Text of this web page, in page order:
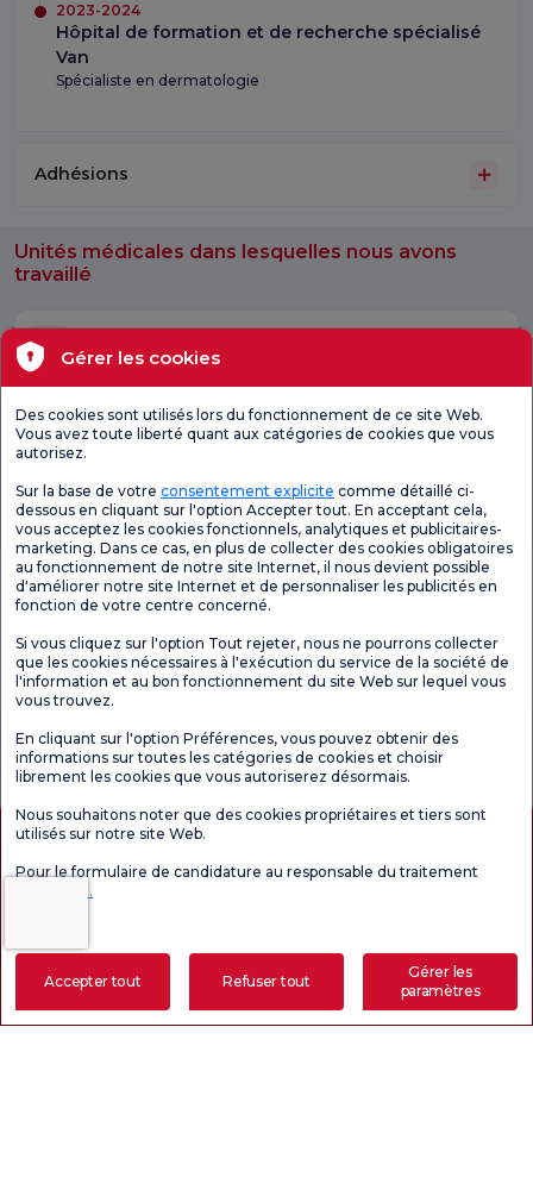
2023-2024
Hôpital de formation et de recherche spécialisé
Van
Spécialiste en dermatologie
Adhésions
Unités médicales dans lesquelles nous avons
travaillé
Prendre rendez-vous Résultat électronique Laissez-nous vous appeler
Soins de santé à
domicile
trousse de
École de
Forfaits de bilan de santé Technologies médicales
Emplacements
Unités médicales
Enquête
générale de
satisfaction
Consultez le
questionnaire de
satisfaction.
Enquête de
satisfaction sur
les promotions
Autorisation de tourisme médical kvkk Droits des patients
Le contenu de cette page est fourni à titre informatif uniquement. N'hésitez pas à
Gérer les cookies
Des cookies sont utilisés lors du fonctionnement de ce site Web.
Vous avez toute liberté quant aux catégories de cookies que vous
autorisez.
Sur la base de votre consentement explicite comme détaillé ci-
dessous en cliquant sur l'option Accepter tout. En acceptant cela,
vous acceptez les cookies fonctionnels, analytiques et publicitaires-
marketing. Dans ce cas, en plus de collecter des cookies obligatoires
au fonctionnement de notre site Internet, il nous devient possible
d'améliorer notre site Internet et de personnaliser les publicités en
fonction de votre centre concerné.
Si vous cliquez sur l'option Tout rejeter, nous ne pourrons collecter
que les cookies nécessaires à l'exécution du service de la société de
l'information et au bon fonctionnement du site Web sur lequel vous
vous trouvez.
En cliquant sur l'option Préférences, vous pouvez obtenir des
informations sur toutes les catégories de cookies et choisir
librement les cookies que vous autoriserez désormais.
Nous souhaitons noter que des cookies propriétaires et tiers sont
utilisés sur notre site Web.
Pour le formulaire de candidature au responsable du traitement
Cliquez ici.
Accepter tout Refuser tout
Gérer les
paramètres